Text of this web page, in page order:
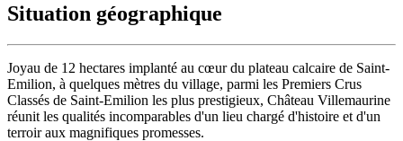
Situation géographique
Joyau de 12 hectares implanté au cœur du plateau calcaire de Saint-
Emilion, à quelques mètres du village, parmi les Premiers Crus
Classés de Saint-Emilion les plus prestigieux, Château Villemaurine
réunit les qualités incomparables d'un lieu chargé d'histoire et d'un
terroir aux magnifiques promesses.